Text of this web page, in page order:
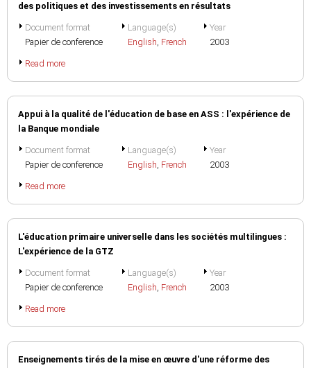
des politiques et des investissements en résultats
Document format
Papier de conference
Language(s)
English, French
Year
2003
Read more
Appui à la qualité de l'éducation de base en ASS : l'expérience de
la Banque mondiale
Document format
Papier de conference
Language(s)
English, French
Year
2003
Read more
L'éducation primaire universelle dans les sociétés multilingues :
L'expérience de la GTZ
Document format
Papier de conference
Language(s)
English, French
Year
2003
Read more
Enseignements tirés de la mise en œuvre d'une réforme des